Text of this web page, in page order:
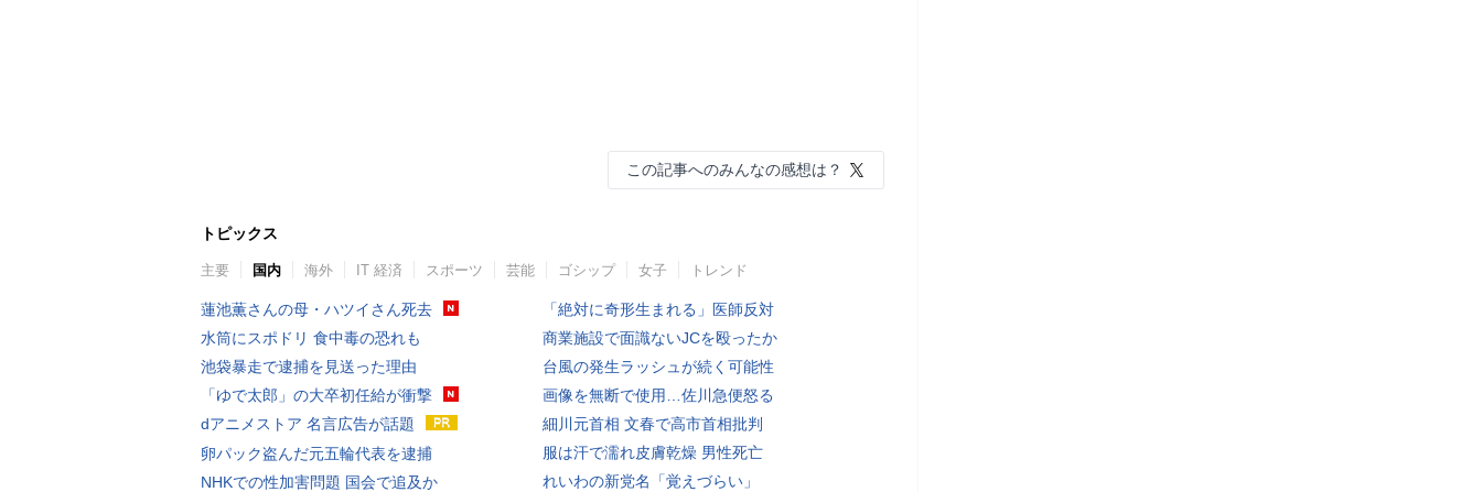
この記事へのみんなの感想は？
トピックス
主要 国内 海外 IT 経済 スポーツ 芸能 ゴシップ 女子 トレンド
蓮池薫さんの母・ハツイさん死去
水筒にスポドリ 食中毒の恐れも
池袋暴走で逮捕を見送った理由
「ゆで太郎」の大卒初任給が衝撃
dアニメストア 名言広告が話題
卵パック盗んだ元五輪代表を逮捕
NHKでの性加害問題 国会で追及か
「絶対に奇形生まれる」医師反対
商業施設で面識ないJCを殴ったか
台風の発生ラッシュが続く可能性
画像を無断で使用…佐川急便怒る
細川元首相 文春で高市首相批判
服は汗で濡れ皮膚乾燥 男性死亡
れいわの新党名「覚えづらい」